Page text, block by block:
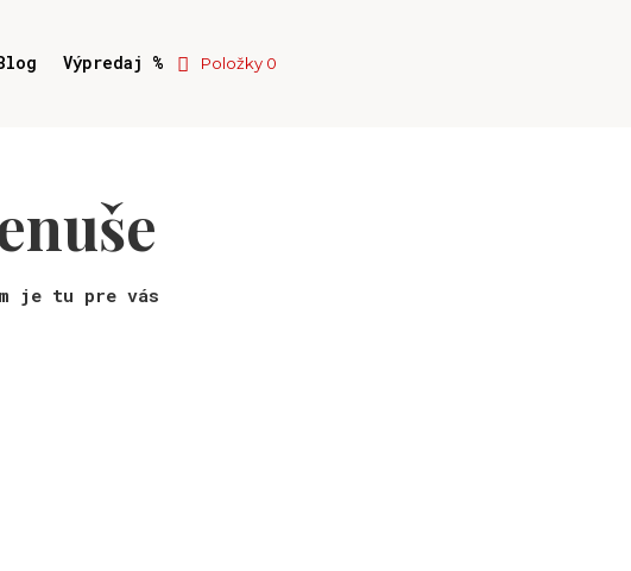
Výpredaj % Položky 0
je tu pre vás